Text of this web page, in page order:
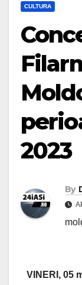
CULTURA
2023
By
VINERI, 05